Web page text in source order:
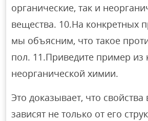
органические, так и
вещества. 10.На конкретных
мы объясним, что такое
пол. 11.Приведите пример из
неорганической химии.
Это доказывает, что свойства
зависят не только от его